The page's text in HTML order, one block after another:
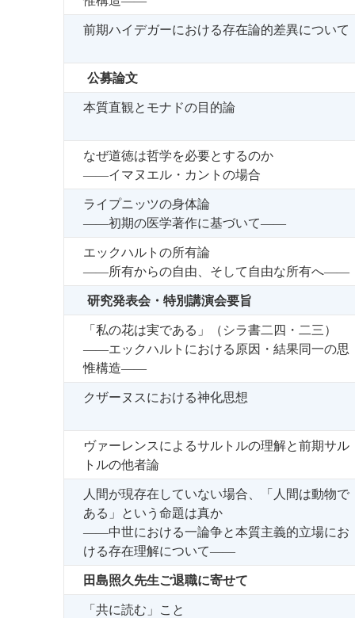
前期ハイデガーにおける存在論的差異について
公募論文
本質直観とモナドの目的論
なぜ道徳は哲学を必要とするのか
――イマヌエル・カントの場合
ライプニッツの身体論
――初期の医学著作に基づいて――
エックハルトの所有論
――所有からの自由、そして自由な所有へ――
研究発表会・特別講演会要旨
「私の花は実である」（シラ書二四・二三）
――エックハルトにおける原因・結果同一の思
惟構造――
クザーヌスにおける神化思想
ヴァーレンスによるサルトルの理解と前期サル
トルの他者論
人間が現存在していない場合、「人間は動物で
ある」という命題は真か
――中世における一論争と本質主義的立場にお
ける存在理解について――
田島照久先生ご退職に寄せて
「共に読む」こと